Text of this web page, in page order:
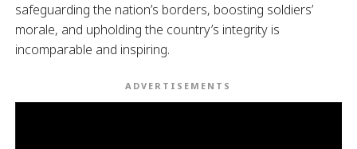
safeguarding the nation’s borders, boosting soldiers’
morale, and upholding the country’s integrity is
incomparable and inspiring.
ADVERTISEMENTS